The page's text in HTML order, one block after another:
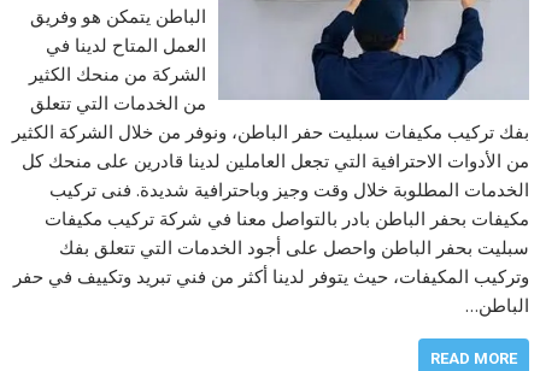
الباطن يتمكن هو وفريق
العمل المتاح لدينا في
الشركة من منحك الكثير
من الخدمات التي تتعلق
بفك تركيب مكيفات سبليت حفر الباطن، ونوفر من خلال الشركة الكثير
من الأدوات الاحترافية التي تجعل العاملين لدينا قادرين على منحك كل
الخدمات المطلوبة خلال وقت وجيز وباحترافية شديدة. فنى تركيب
مكيفات بحفر الباطن بادر بالتواصل معنا في شركة تركيب مكيفات
سبليت بحفر الباطن واحصل على أجود الخدمات التي تتعلق بفك
وتركيب المكيفات، حيث يتوفر لدينا أكثر من فني تبريد وتكييف في حفر
الباطن…
READ MORE